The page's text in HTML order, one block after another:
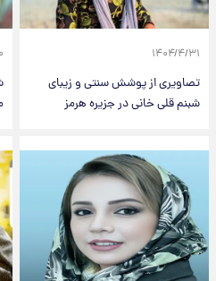
۱۴۰۴/۴/۳۱
تصاویری از پوشش سنتی و زیبای
شبنم قلی خانی در جزیره هرمز